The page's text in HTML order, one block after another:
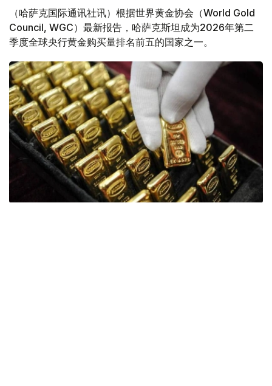
（哈萨克国际通讯社讯）根据世界黄金协会（World Gold
Council, WGC）最新报告，哈萨克斯坦成为2026年第二
季度全球央行黄金购买量排名前五的国家之一。